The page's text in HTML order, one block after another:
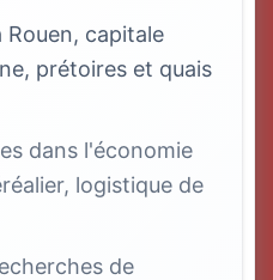
capitale
prétoires et quais
dans l'économie
logistique de
de